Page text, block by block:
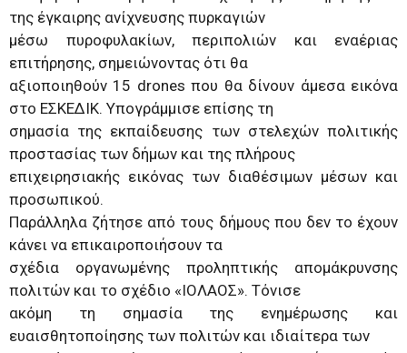
της έγκαιρης ανίχνευσης πυρκαγιών
μέσω πυροφυλακίων, περιπολιών και εναέριας
επιτήρησης, σημειώνοντας ότι θα
αξιοποιηθούν 15 drones που θα δίνουν άμεσα εικόνα
στο ΕΣΚΕΔΙΚ. Υπογράμμισε επίσης τη
σημασία της εκπαίδευσης των στελεχών πολιτικής
προστασίας των δήμων και της πλήρους
επιχειρησιακής εικόνας των διαθέσιμων μέσων και
προσωπικού.
Παράλληλα ζήτησε από τους δήμους που δεν το έχουν
κάνει να επικαιροποιήσουν τα
σχέδια οργανωμένης προληπτικής απομάκρυνσης
πολιτών και το σχέδιο «ΙΟΛΑΟΣ». Τόνισε
ακόμη τη σημασία της ενημέρωσης και
ευαισθητοποίησης των πολιτών και ιδιαίτερα των